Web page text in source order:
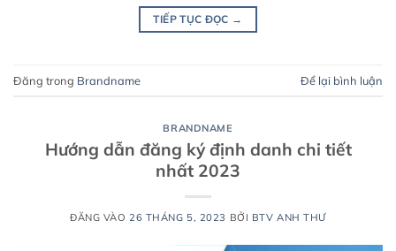
TIẾP TỤC ĐỌC →
Đăng trong Brandname Để lại bình luận
BRANDNAME
Hướng dẫn đăng ký định danh chi tiết
nhất 2023
ĐĂNG VÀO26 THÁNG 5, 2023 BỞI BTV ANH THƯ